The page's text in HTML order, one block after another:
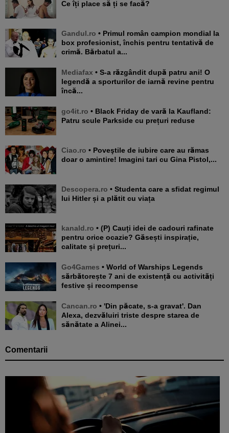
Ce îți place să ți se facă?
Gandul.ro • Primul român campion mondial la
box profesionist, închis pentru tentativă de
crimă. Bărbatul a...
Mediafax • S-a răzgândit după patru ani! O
legendă a sporturilor de iarnă revine pentru
încă...
go4it.ro • Black Friday de vară la Kaufland:
Patru scule Parkside cu prețuri reduse
Ciao.ro • Poveştile de iubire care au rămas
doar o amintire! Imagini tari cu Gina Pistol,...
Descopera.ro • Studenta care a sfidat regimul
lui Hitler și a plătit cu viața
kanald.ro • (P) Cauți idei de cadouri rafinate
pentru orice ocazie? Găsești inspirație,
calitate și prețuri...
Go4Games • World of Warships Legends
sărbătorește 7 ani de existență cu activități
festive și recompense
Cancan.ro • 'Din păcate, s-a gravat'. Dan
Alexa, dezvăluiri triste despre starea de
sănătate a Alinei...
Comentarii